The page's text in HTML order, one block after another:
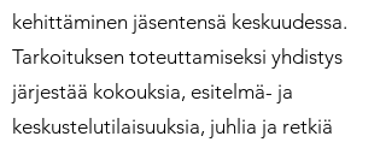
kehittäminen jäsentensä keskuudessa.
Tarkoituksen toteuttamiseksi yhdistys
järjestää kokouksia, esitelmä- ja
keskustelutilaisuuksia, juhlia ja retkiä